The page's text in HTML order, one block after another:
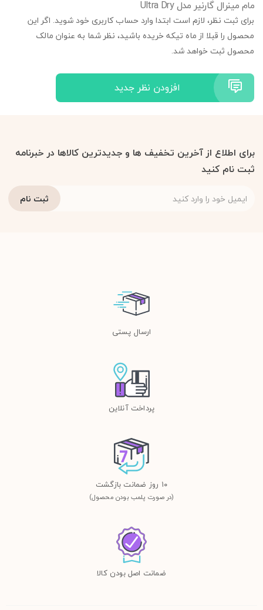
مام مینرال گارنیر مدل Ultra Dry
برای ثبت نظر، لازم است ابتدا وارد حساب کاربری خود شوید. اگر این
محصول را قبلا از ماه تیکه خریده باشید، نظر شما به عنوان مالک
محصول ثبت خواهد شد.
افزودن نظر جدید
برای اطلاع از آخرین تخفیف ها و جدیدترین کالاها در خبرنامه
ثبت نام کنید
ارسال پستی
پرداخت آنلاین
١٠ روز ضمانت بازگشت
(در صورت پلمب بودن محصول)
ضمانت اصل بودن کالا